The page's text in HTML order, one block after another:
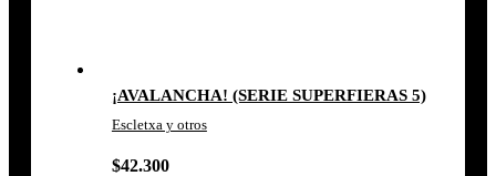
¡AVALANCHA! (SERIE SUPERFIERAS 5)
Escletxa y otros
$42.300